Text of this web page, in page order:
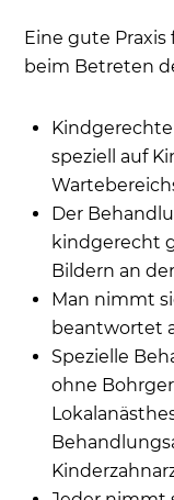
Eine gute
beim Betreten
speziell auf
Der
kindgerecht
Bildern an
Man nimmt
beantwortet
Spezielle
ohne